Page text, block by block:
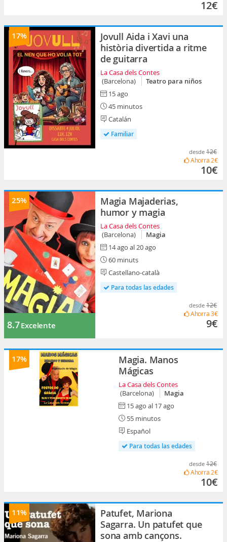
12€
17%
Jovull Aida i Xavi una
història divertida a ritme
de guitarra
La Casa dels Contes
(Barcelona)
Teatro para niños
15 ago
45 minutos
Catalán
Familiar
desde 12€
Ahorra 2€
10€
25%
8.7Excelente
Magia Majaderias,
humor y magia
La Casa dels Contes
(Barcelona)
Magia
14 ago al 20 ago
60 minuts
Castellano-català
Para todas las edades
desde 12€
Ahorra3€
9€
17%
Magia. Manos
Mágicas
La Casa dels Contes
(Barcelona)
Magia
15 ago al 17 ago
55 minutos
Español
Para todas las edades
desde 12€
Ahorra 2€
10€
11%
Patufet, Mariona
Sagarra. Un patufet que
sona amb cançons.